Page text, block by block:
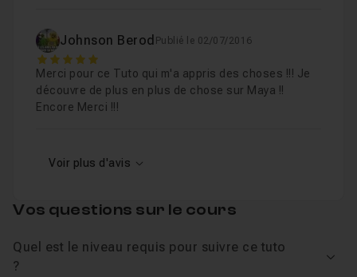
Leçon 9 09 - Optimisation du RIG 25m07
Johnson Berod Publié le 02/07/2016
5
Merci pour ce Tuto qui m'a appris des choses !!! Je
découvre de plus en plus de chose sur Maya !!
Encore Merci !!!
Voir plus d'avis
Vos questions sur le cours
Quel est le niveau requis pour suivre ce tuto
?